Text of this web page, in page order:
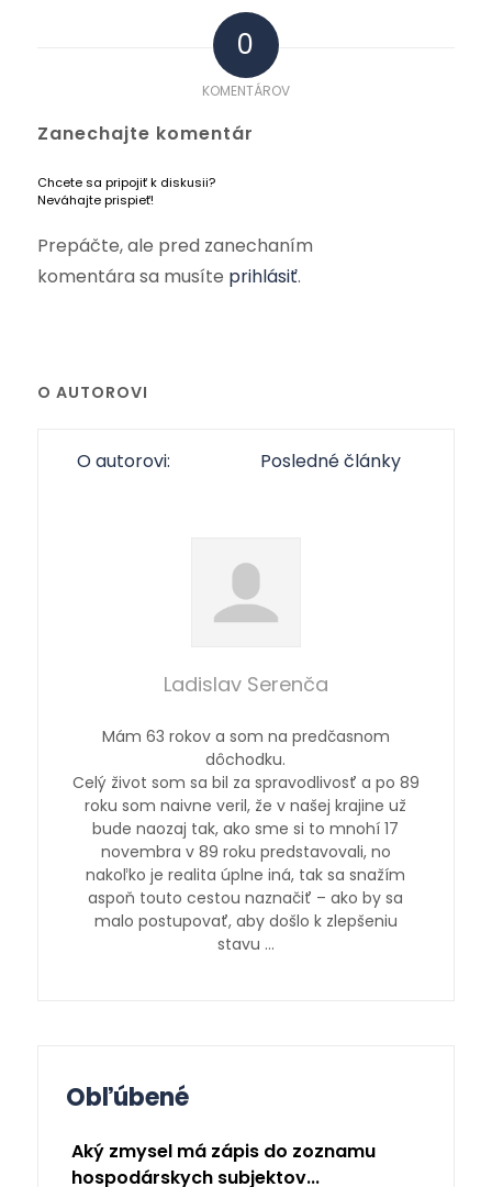
0
KOMENTÁROV
Zanechajte komentár
Chcete sa pripojiť k diskusii?
Neváhajte prispieť!
Prepáčte, ale pred zanechaním
komentára sa musíte prihlásiť.
O AUTOROVI
O autorovi: Posledné články
Ladislav Serenča
Mám 63 rokov a som na predčasnom
dôchodku.
Celý život som sa bil za spravodlivosť a po 89
roku som naivne veril, že v našej krajine už
bude naozaj tak, ako sme si to mnohí 17
novembra v 89 roku predstavovali, no
nakoľko je realita úplne iná, tak sa snažím
aspoň touto cestou naznačiť – ako by sa
malo postupovať, aby došlo k zlepšeniu
stavu …
Obľúbené
Aký zmysel má zápis do zoznamu
hospodárskych subjektov...